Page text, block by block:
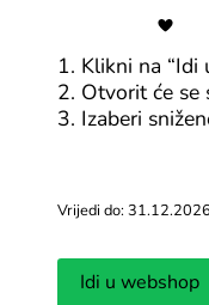
2. Klikni na popust
Kinguin stranicu
trenutno sniženi
s popustom!
1. Klikni na “Idi
2. Otvorit će se
3. Izaberi
Vrijedi do: 31.12.2026
Idi u webshop